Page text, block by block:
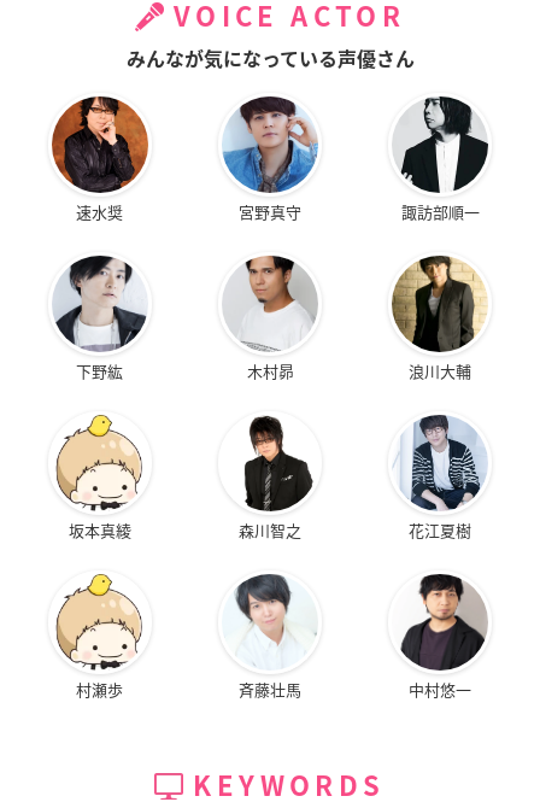
VOICE ACTOR
みんなが気になっている声優さん
速水奨 宮野真守 諏訪部順一
下野紘 木村昴 浪川大輔
坂本真綾 森川智之 花江夏樹
村瀬歩 斉藤壮馬 中村悠一
KEYWORDS